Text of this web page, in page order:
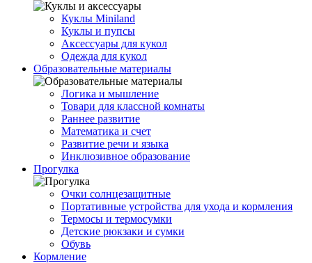
Куклы Miniland
Куклы и пупсы
Аксессуары для кукол
Одежда для кукол
Образовательные материалы
Логика и мышление
Товари для классной комнаты
Раннее развитие
Математика и счет
Развитие речи и языка
Инклюзивное образование
Прогулка
Очки солнцезащитные
Портативные устройства для ухода и кормления
Термосы и термосумки
Детские рюкзаки и сумки
Обувь
Кормление